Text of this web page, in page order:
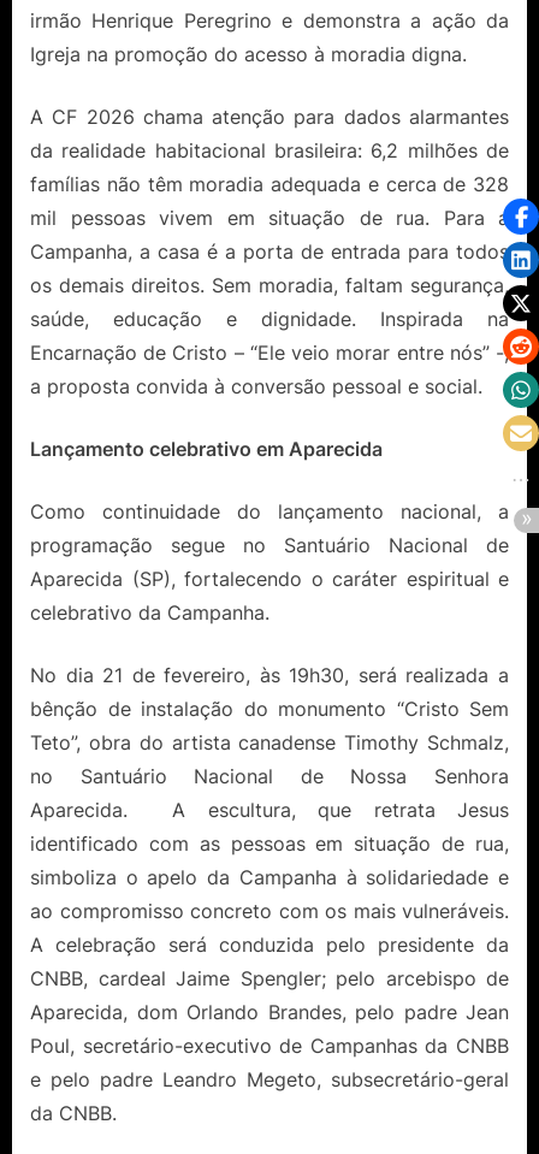
irmão Henrique Peregrino e demonstra a ação da
Igreja na promoção do acesso à moradia digna.
A CF 2026 chama atenção para dados alarmantes
da realidade habitacional brasileira: 6,2 milhões de
famílias não têm moradia adequada e cerca de 328
mil pessoas vivem em situação de rua. Para a
Campanha, a casa é a porta de entrada para todos
os demais direitos. Sem moradia, faltam segurança,
saúde, educação e dignidade. Inspirada na
Encarnação de Cristo – “Ele veio morar entre nós” -,
a proposta convida à conversão pessoal e social.
Lançamento celebrativo em Aparecida
Como continuidade do lançamento nacional, a
programação segue no Santuário Nacional de
Aparecida (SP), fortalecendo o caráter espiritual e
celebrativo da Campanha.
No dia 21 de fevereiro, às 19h30, será realizada a
bênção de instalação do monumento “Cristo Sem
Teto”, obra do artista canadense Timothy Schmalz,
no Santuário Nacional de Nossa Senhora
Aparecida. A escultura, que retrata Jesus
identificado com as pessoas em situação de rua,
simboliza o apelo da Campanha à solidariedade e
ao compromisso concreto com os mais vulneráveis.
A celebração será conduzida pelo presidente da
CNBB, cardeal Jaime Spengler; pelo arcebispo de
Aparecida, dom Orlando Brandes, pelo padre Jean
Poul, secretário-executivo de Campanhas da CNBB
e pelo padre Leandro Megeto, subsecretário-geral
da CNBB.